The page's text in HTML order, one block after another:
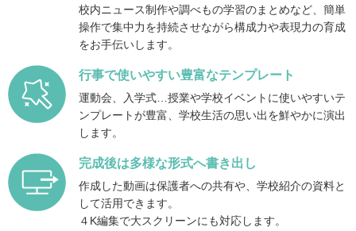
校内ニュース制作や調べもの学習のまとめなど、簡単
操作で集中力を持続させながら構成力や表現力の育成
をお手伝いします。
行事で使いやすい豊富なテンプレート
運動会、入学式…授業や学校イベントに使いやすいテ
ンプレートが豊富、学校生活の思い出を鮮やかに演出
します。
完成後は多様な形式へ書き出し
作成した動画は保護者への共有や、学校紹介の資料と
して活用できます。
４K編集で大スクリーンにも対応します。